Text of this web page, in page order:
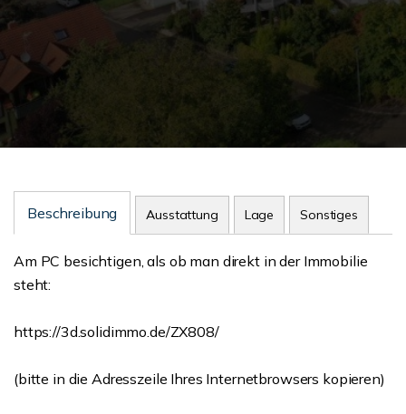
Beschreibung Ausstattung Lage Sonstiges
Am PC besichtigen, als ob man direkt in der Immobilie
steht:
https://3d.solidimmo.de/ZX808/
(bitte in die Adresszeile Ihres Internetbrowsers kopieren)